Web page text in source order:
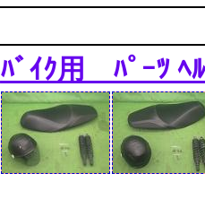
ﾊﾞｲｸ用 ﾊﾟｰﾂ ﾍ